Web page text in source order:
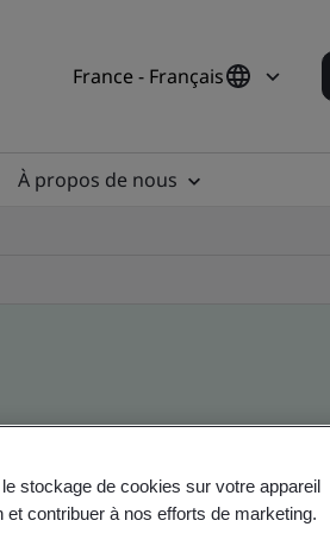
France - Français
À propos de nous
stockage de cookies sur votre appareil
contribuer à nos efforts de marketing.